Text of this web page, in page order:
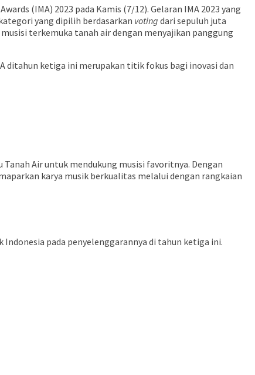
(IMA) 2023 pada Kamis (7/12). Gelaran IMA 2023 yang
yang dipilih berdasarkan voting dari sepuluh juta
terkemuka tanah air dengan menyajikan panggung
ditahun ketiga ini merupakan titik fokus bagi inovasi dan
Air untuk mendukung musisi favoritnya. Dengan
karya musik berkualitas melalui dengan rangkaian
pada penyelenggarannya di tahun ketiga ini.